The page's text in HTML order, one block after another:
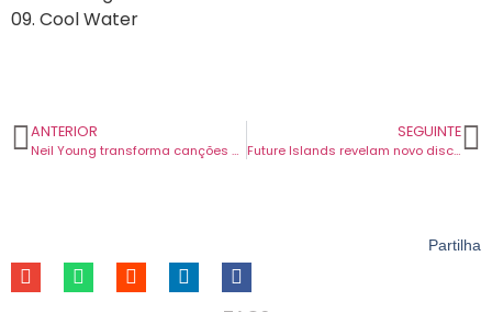
09. Cool Water
ANTERIOR
Neil Young transforma canções antigas em acústicas em novo álbum ‘Before and After’.
SEGUINTE
Future Islands revelam novo disco e partilham canção “The Tower”.
Partilha